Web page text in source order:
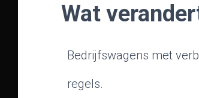
Wat
Bedrijfswagens met
regels.